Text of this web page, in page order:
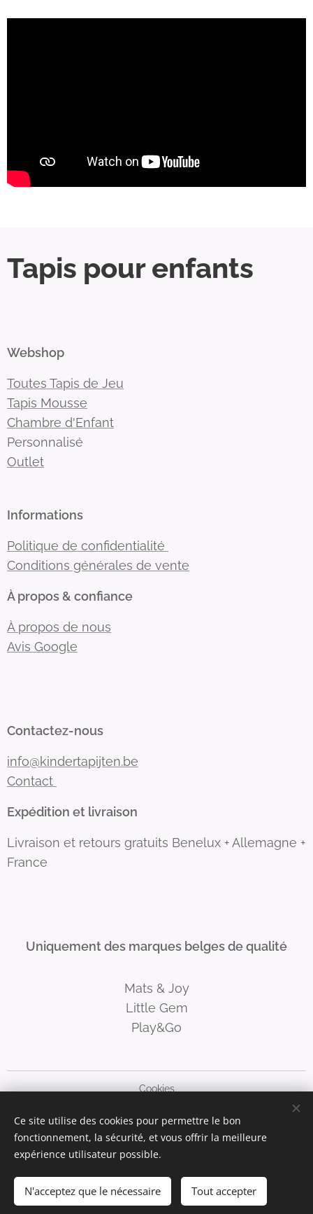
Ajouter au panier
Tapis pour enfants
Webshop
Toutes Tapis de Jeu
Tapis Mousse
Chambre d'Enfant
Personnalisé
Outlet
Informations
Politique de confidentialité
Conditions générales de vente
À propos & confiance
À propos de nous
Avis Google
Contactez-nous
info@kindertapijten.be
Contact
Expédition et livraison
Livraison et retours gratuits Benelux + Allemagne +
France
Uniquement des marques belges de qualité
Mats & Joy
Little Gem
Play&Go
Cookies
Langues
Nederlands
Français Deutsch English
Ce site utilise des cookies pour permettre le bon
fonctionnement, la sécurité, et vous offrir la meilleure
expérience utilisateur possible.
N'acceptez que le nécessaire Tout accepter